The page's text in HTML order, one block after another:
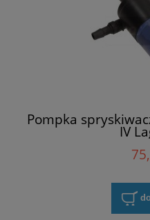
Pompka
IV